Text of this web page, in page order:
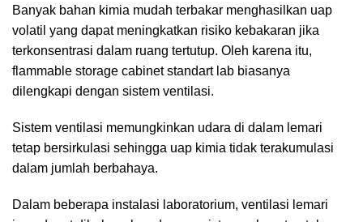
Banyak bahan kimia mudah terbakar menghasilkan uap
volatil yang dapat meningkatkan risiko kebakaran jika
terkonsentrasi dalam ruang tertutup. Oleh karena itu,
flammable storage cabinet standart lab biasanya
dilengkapi dengan sistem ventilasi.
Sistem ventilasi memungkinkan udara di dalam lemari
tetap bersirkulasi sehingga uap kimia tidak terakumulasi
dalam jumlah berbahaya.
Dalam beberapa instalasi laboratorium, ventilasi lemari